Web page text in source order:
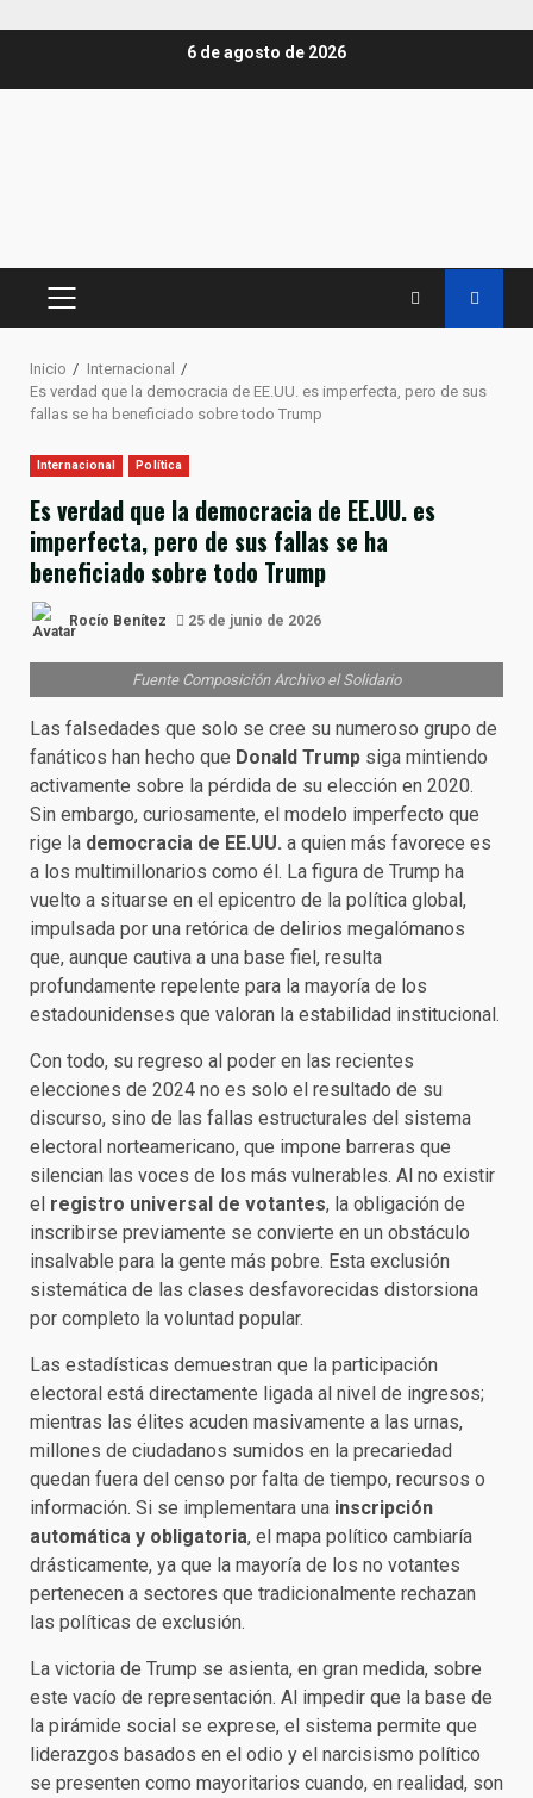
6 de agosto de 2026
MENÚ
Inicio
Internacional
Es verdad que la democracia de EE.UU. es imperfecta, pero de sus
fallas se ha beneficiado sobre todo Trump
Internacional Política
Es verdad que la democracia de EE.UU. es
imperfecta, pero de sus fallas se ha
beneficiado sobre todo Trump
Rocío Benítez 25 de junio de 2026
Fuente Composición Archivo el Solidario
Las falsedades que solo se cree su numeroso grupo de
fanáticos han hecho que Donald Trump siga mintiendo
activamente sobre la pérdida de su elección en 2020.
Sin embargo, curiosamente, el modelo imperfecto que
rige la democracia de EE.UU. a quien más favorece es
a los multimillonarios como él. La figura de Trump ha
vuelto a situarse en el epicentro de la política global,
impulsada por una retórica de delirios megalómanos
que, aunque cautiva a una base fiel, resulta
profundamente repelente para la mayoría de los
estadounidenses que valoran la estabilidad institucional.
Con todo, su regreso al poder en las recientes
elecciones de 2024 no es solo el resultado de su
discurso, sino de las fallas estructurales del sistema
electoral norteamericano, que impone barreras que
silencian las voces de los más vulnerables. Al no existir
el registro universal de votantes, la obligación de
inscribirse previamente se convierte en un obstáculo
insalvable para la gente más pobre. Esta exclusión
sistemática de las clases desfavorecidas distorsiona
por completo la voluntad popular.
Las estadísticas demuestran que la participación
electoral está directamente ligada al nivel de ingresos;
mientras las élites acuden masivamente a las urnas,
millones de ciudadanos sumidos en la precariedad
quedan fuera del censo por falta de tiempo, recursos o
información. Si se implementara una inscripción
automática y obligatoria, el mapa político cambiaría
drásticamente, ya que la mayoría de los no votantes
pertenecen a sectores que tradicionalmente rechazan
las políticas de exclusión.
La victoria de Trump se asienta, en gran medida, sobre
este vacío de representación. Al impedir que la base de
la pirámide social se exprese, el sistema permite que
liderazgos basados en el odio y el narcisismo político
se presenten como mayoritarios cuando, en realidad, son